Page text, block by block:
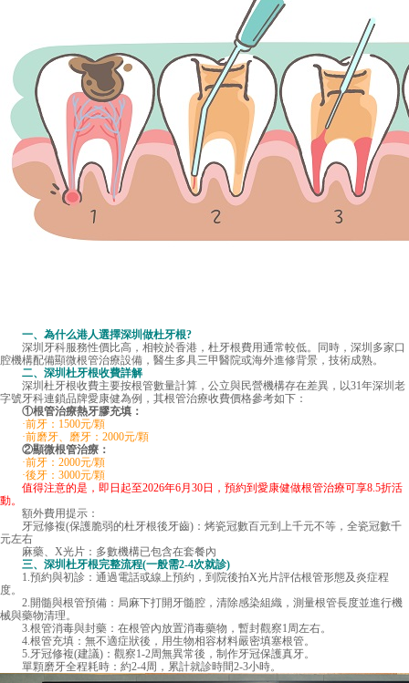
一、為什么港人選擇深圳做杜牙根?
深圳牙科服務性價比高，相較於香港，杜牙根費用通常較低。同時，深圳多家口
腔機構配備顯微根管治療設備，醫生多具三甲醫院或海外進修背景，技術成熟。
二、 深圳杜牙根收費詳解
深圳杜牙根收費主要按根管數量計算，公立與民營機構存在差異，以31年深圳老
字號牙科連鎖品牌愛康健為例，其根管治療收費價格參考如下：
①根管治療熱牙膠充填：
·前牙：1500元/顆
·前磨牙、磨牙：2000元/顆
②顯微根管治療：
·前牙：2000元/顆
·後牙：3000元/顆
值得注意的是，即日起至2026年6月30日，預約到愛康健做根管治療可享8.5折活
動。
額外費用提示：
牙冠修複(保護脆弱的杜牙根後牙齒)：烤瓷冠數百元到上千元不等，全瓷冠數千
元左右
麻藥、X光片：多數機構已包含在套餐內
三、深圳杜牙根完整流程(一般需2-4次就診)
1.預約與初診：通過電話或線上預約，到院後拍X光片評估根管形態及炎症程
度。
2.開髓與根管預備：局麻下打開牙髓腔，清除感染組織，測量根管長度並進行機
械與藥物清理。
3.根管消毒與封藥：在根管內放置消毒藥物，暫封觀察1周左右。
4.根管充填：無不適症狀後，用生物相容材料嚴密填塞根管。
5.牙冠修複(建議)：觀察1-2周無異常後，制作牙冠保護真牙。
單顆磨牙全程耗時：約2-4周，累計就診時間2-3小時。